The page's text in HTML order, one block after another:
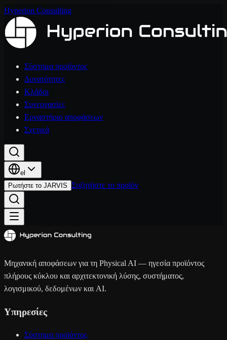
Hyperion Consulting
Σύστημα προϊόντος
Δυνατότητες
Κλάδοι
Συνεργασίες
Εργαστήριο αποφάσεων
Σχετικά
el
Ρωτήστε το JARVIS Συζητήστε το προϊόν
Μηχανική αποφάσεων για τη Physical AI — ηγεσία προϊόντος
πλήρους κύκλου και αρχιτεκτονική λύσης, συστήματος,
λογισμικού, δεδομένων και AI.
Υπηρεσίες
Σύστημα προϊόντος